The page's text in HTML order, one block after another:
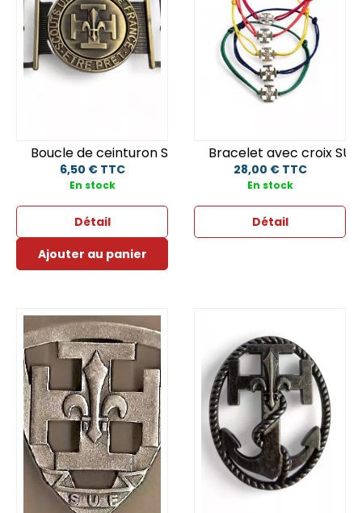
Boucle de ceinturon SUF
6,50 € TTC
En stock
Détail
Ajouter au panier
Bracelet avec croix
28,00 € TTC
En stock
Détail